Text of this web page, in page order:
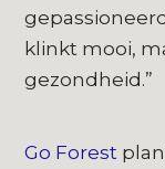
klinkt mooi,
gezondheid.”
Go Forest